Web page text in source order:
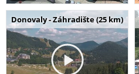
Donovaly - Záhradište (25 km)